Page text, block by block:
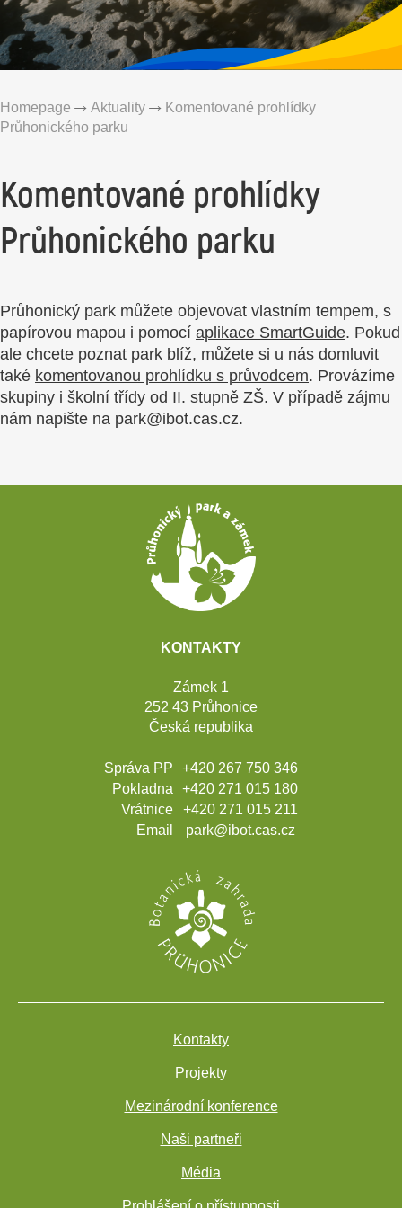
Homepage Aktuality
Komentované prohlídky
Průhonického parku
Komentované prohlídky
Průhonického parku
Průhonický park můžete objevovat vlastním tempem, s
papírovou mapou i pomocí aplikace SmartGuide. Pokud
ale chcete poznat park blíž, můžete si u nás domluvit
také komentovanou prohlídku s průvodcem. Provázíme
skupiny i školní třídy od II. stupně ZŠ. V případě zájmu
nám napište na park@ibot.cas.cz.
KONTAKTY
Zámek 1
252 43 Průhonice
Česká republika
Správa PP
Pokladna
Vrátnice
Email
+420 267 750 346
+420 271 015 180
+420 271 015 211
park@ibot.cas.cz
Kontakty
Projekty
Mezinárodní konference
Naši partneři
Média